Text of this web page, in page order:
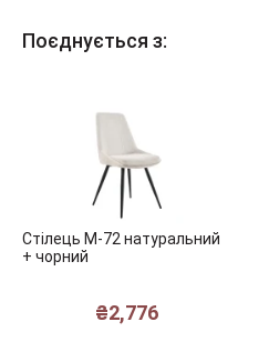
Поєднується з:
Стілець M-72 натуральний
+ чорний
₴2,776